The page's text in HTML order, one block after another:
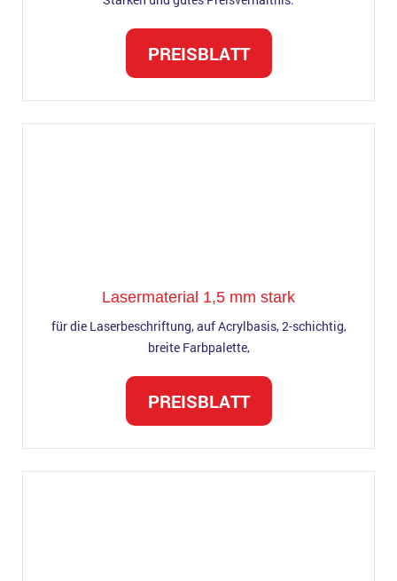
PREISBLATT
Lasermaterial 1,5 mm stark
für die Laserbeschriftung, auf Acrylbasis, 2-schichtig,
breite Farbpalette,
PREISBLATT